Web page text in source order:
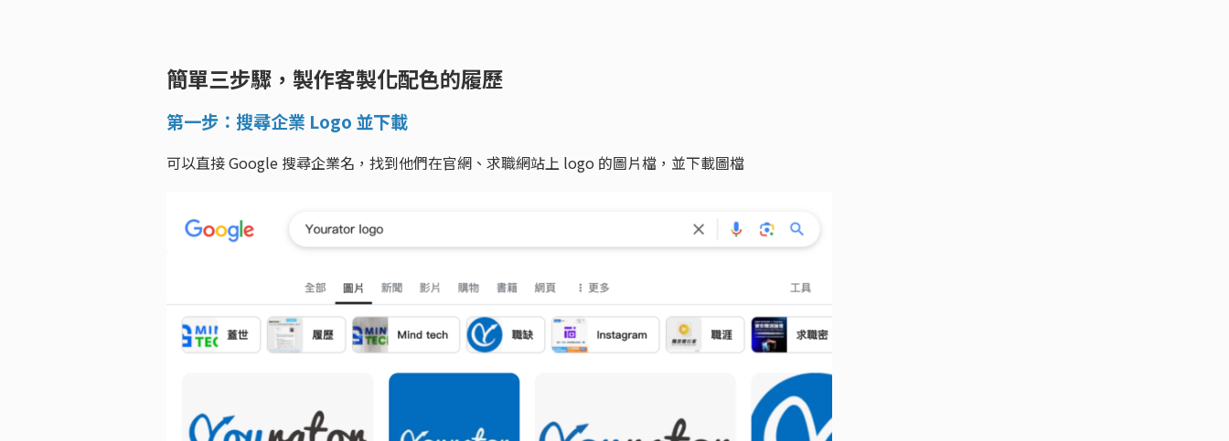
簡單三步驟，製作客製化配色的履歷
第一步：搜尋企業 Logo 並下載
可以直接 Google 搜尋企業名，找到他們在官網、求職網站上 logo 的圖片檔，並下載圖檔